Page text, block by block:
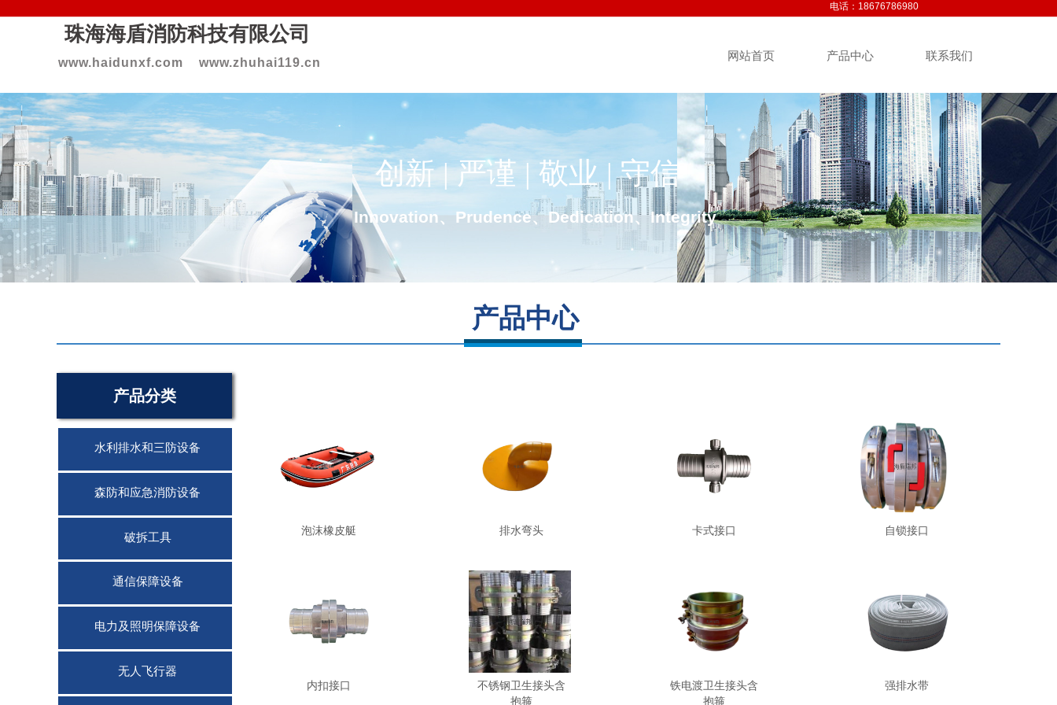
电话： 18676786980
珠海海盾消防科技有限公司
www.haidunxf.com www.zhuhai119.cn 网站首页 产品中心 联系我们
创新 | 严谨 | 敬业 | 守信
Innovation、Prudence、Dedication、Integrity
产品中心
产品分类
泡沫橡皮艇 排水弯头 卡式接口 自锁接口
内扣接口
不锈钢卫生接头含
抱箍
铁电渡卫生接头含
抱箍
强排水带
水利排水和三防设备
森防和应急消防设备
破拆工具
通信保障设备
电力及照明保障设备
无人飞行器